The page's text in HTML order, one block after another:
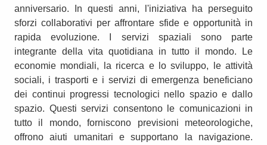
anniversario. In questi anni, l'iniziativa ha perseguito
sforzi collaborativi per affrontare sfide e opportunità in
rapida evoluzione. I servizi spaziali sono parte
integrante della vita quotidiana in tutto il mondo. Le
economie mondiali, la ricerca e lo sviluppo, le attività
sociali, i trasporti e i servizi di emergenza beneficiano
dei continui progressi tecnologici nello spazio e dallo
spazio. Questi servizi consentono le comunicazioni in
tutto il mondo, forniscono previsioni meteorologiche,
offrono aiuti umanitari e supportano la navigazione.